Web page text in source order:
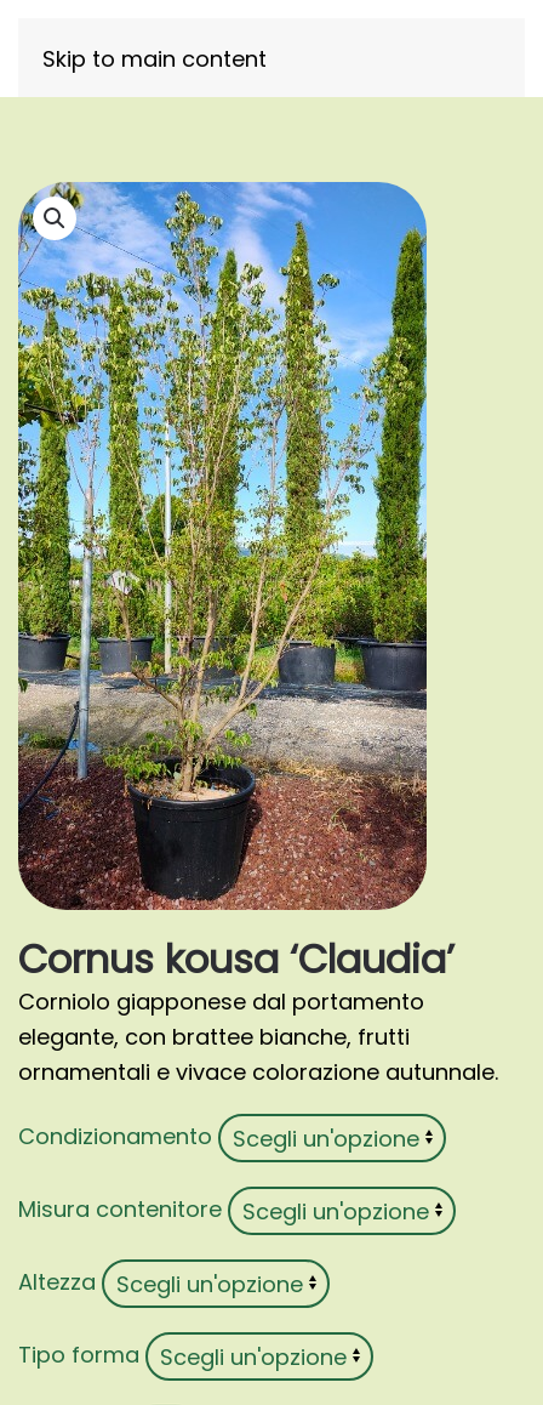
Skip to main content
Cornus kousa ‘Claudia’
Corniolo giapponese dal portamento
elegante, con brattee bianche, frutti
ornamentali e vivace colorazione autunnale.
Condizionamento
Misura contenitore
Altezza
Tipo forma